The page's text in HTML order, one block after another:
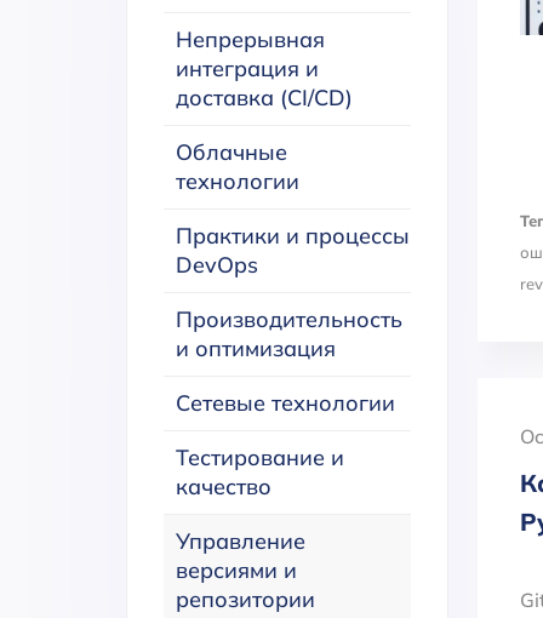
Непрерывная
интеграция и
доставка (CI/CD)
Облачные
технологии
Практики и процессы
DevOps
Производительность
и оптимизация
Сетевые технологии
Тестирование и
качество
Управление
версиями и
репозитории